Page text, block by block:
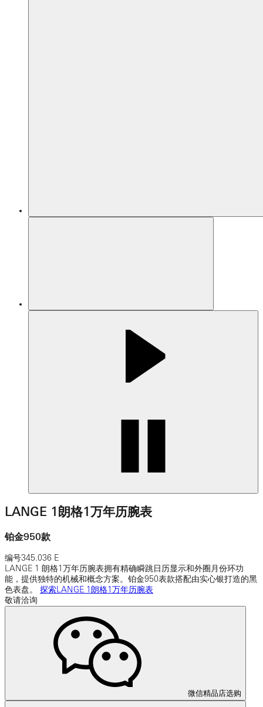
LANGE 1朗格1万年历腕表
铂金950款
编号345.036 E
LANGE 1 朗格1万年历腕表拥有精确瞬跳日历显示和外圈月份环功
能，提供独特的机械和概念方案。铂金950表款搭配由实心银打造的黑
色表盘。 探索LANGE 1朗格1万年历腕表
敬请洽询
微信精品店选购